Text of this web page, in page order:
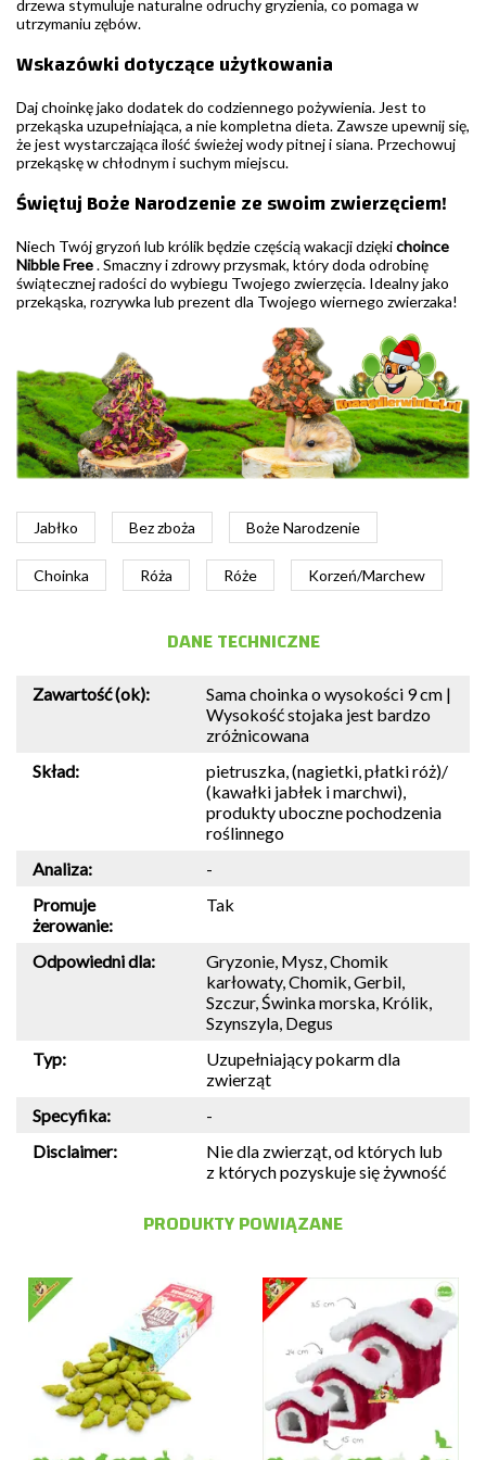
drzewa stymuluje naturalne odruchy gryzienia, co pomaga w
utrzymaniu zębów.
Wskazówki dotyczące użytkowania
Daj choinkę jako dodatek do codziennego pożywienia. Jest to
przekąska uzupełniająca, a nie kompletna dieta. Zawsze upewnij się,
że jest wystarczająca ilość świeżej wody pitnej i siana. Przechowuj
przekąskę w chłodnym i suchym miejscu.
Świętuj Boże Narodzenie ze swoim zwierzęciem!
Niech Twój gryzoń lub królik będzie częścią wakacji dziękichoince
Nibble Free. Smaczny i zdrowy przysmak, który doda odrobinę
świątecznej radości do wybiegu Twojego zwierzęcia. Idealny jako
przekąska, rozrywka lub prezent dla Twojego wiernego zwierzaka!
Jabłko Bez zboża Boże Narodzenie
Choinka Róża Róże Korzeń/Marchew
DANE TECHNICZNE
Zawartość (ok):
Sama choinka o wysokości 9 cm |
Wysokość stojaka jest bardzo
zróżnicowana
Skład:
pietruszka, (nagietki, płatki róż)/
(kawałki jabłek i marchwi),
produkty uboczne pochodzenia
roślinnego
Analiza:
-
Promuje
żerowanie:
Tak
Odpowiedni dla:
Gryzonie, Mysz, Chomik
karłowaty, Chomik, Gerbil,
Szczur, Świnka morska, Królik,
Szynszyla, Degus
Typ:
Uzupełniający pokarm dla
zwierząt
Specyfika:
-
Disclaimer:
Nie dla zwierząt, od których lub
z których pozyskuje się żywność
PRODUKTY POWIĄZANE